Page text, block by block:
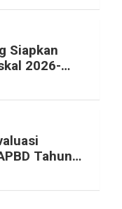
Siapkan
2026-
dan
Tahun